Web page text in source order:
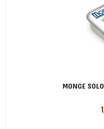
MONGE